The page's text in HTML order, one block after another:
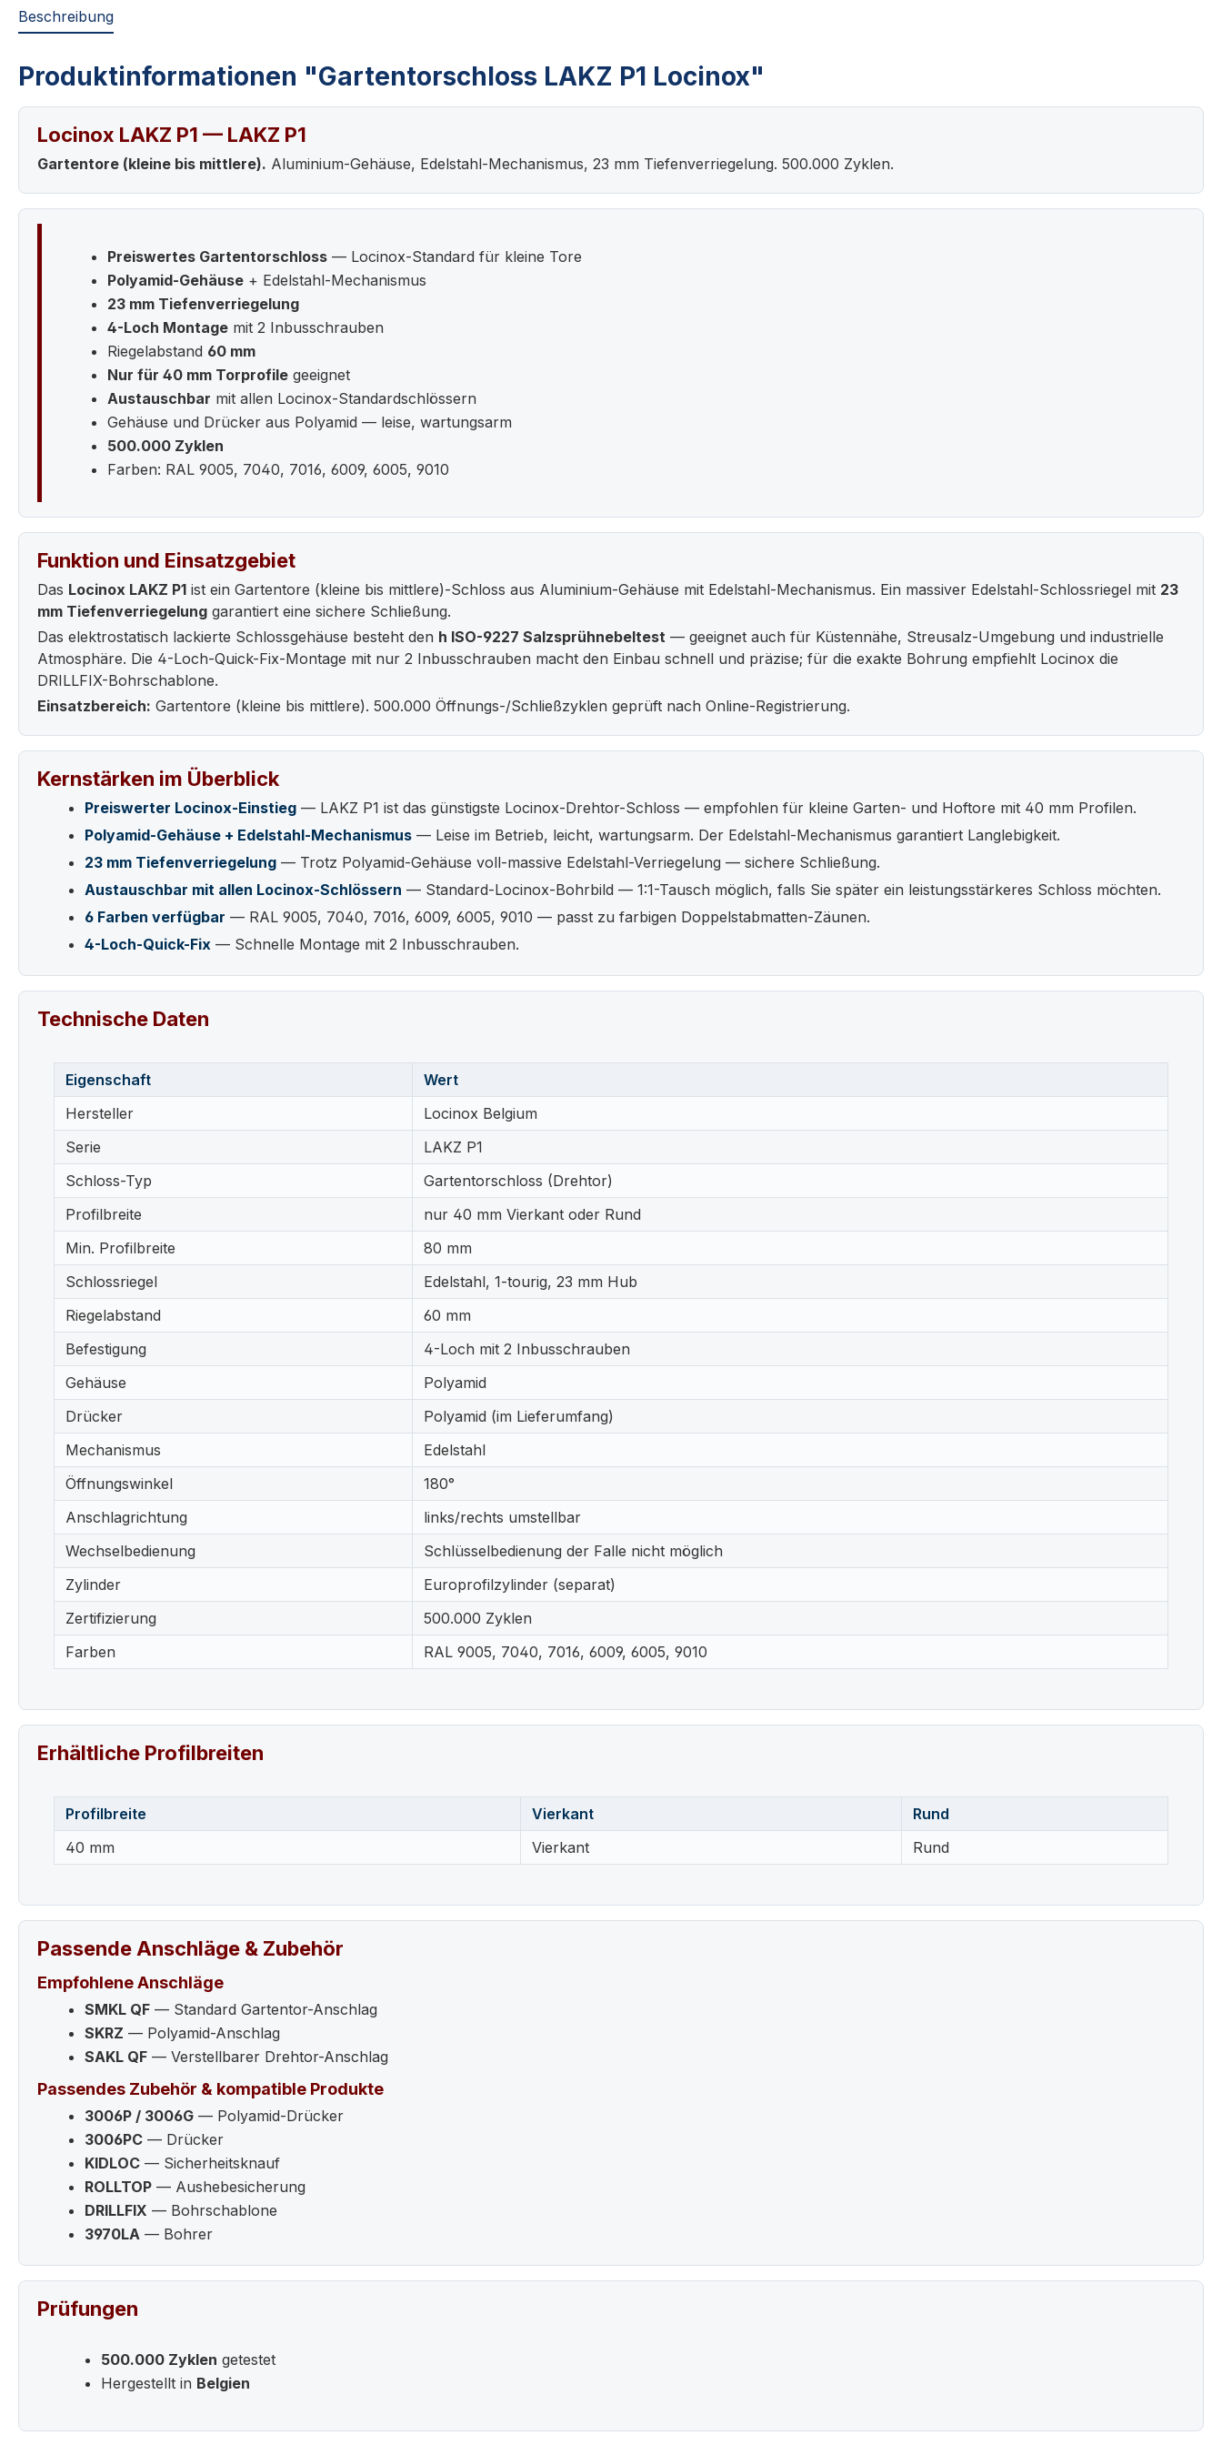
Beschreibung
Produktinformationen "Gartentorschloss LAKZ P1 Locinox"
Locinox LAKZ P1 — LAKZ P1
Gartentore (kleine bis mittlere). Aluminium-Gehäuse, Edelstahl-Mechanismus, 23 mm Tiefenverriegelung. 500.000 Zyklen.
Preiswertes Gartentorschloss — Locinox-Standard für kleine Tore
Polyamid-Gehäuse + Edelstahl-Mechanismus
23 mm Tiefenverriegelung
4-Loch Montage mit 2 Inbusschrauben
Riegelabstand 60 mm
Nur für 40 mm Torprofile geeignet
Austauschbar mit allen Locinox-Standardschlössern
Gehäuse und Drücker aus Polyamid — leise, wartungsarm
500.000 Zyklen
Farben: RAL 9005, 7040, 7016, 6009, 6005, 9010
Funktion und Einsatzgebiet
Das Locinox LAKZ P1 ist ein Gartentore (kleine bis mittlere)-Schloss aus Aluminium-Gehäuse mit Edelstahl-Mechanismus. Ein massiver Edelstahl-Schlossriegel mit 23
mm Tiefenverriegelung garantiert eine sichere Schließung.
Das elektrostatisch lackierte Schlossgehäuse besteht den h ISO-9227 Salzsprühnebeltest — geeignet auch für Küstennähe, Streusalz-Umgebung und industrielle
Atmosphäre. Die 4-Loch-Quick-Fix-Montage mit nur 2 Inbusschrauben macht den Einbau schnell und präzise; für die exakte Bohrung empfiehlt Locinox die
DRILLFIX-Bohrschablone.
Einsatzbereich: Gartentore (kleine bis mittlere). 500.000 Öffnungs-/Schließzyklen geprüft nach Online-Registrierung.
Kernstärken im Überblick
Preiswerter Locinox-Einstieg — LAKZ P1 ist das günstigste Locinox-Drehtor-Schloss — empfohlen für kleine Garten- und Hoftore mit 40 mm Profilen.
Polyamid-Gehäuse + Edelstahl-Mechanismus — Leise im Betrieb, leicht, wartungsarm. Der Edelstahl-Mechanismus garantiert Langlebigkeit.
23 mm Tiefenverriegelung — Trotz Polyamid-Gehäuse voll-massive Edelstahl-Verriegelung — sichere Schließung.
Austauschbar mit allen Locinox-Schlössern — Standard-Locinox-Bohrbild — 1:1-Tausch möglich, falls Sie später ein leistungsstärkeres Schloss möchten.
6 Farben verfügbar — RAL 9005, 7040, 7016, 6009, 6005, 9010 — passt zu farbigen Doppelstabmatten-Zäunen.
4-Loch-Quick-Fix — Schnelle Montage mit 2 Inbusschrauben.
Technische Daten
Eigenschaft
Wert
Hersteller
Locinox Belgium
Serie
LAKZ P1
Schloss-Typ
Gartentorschloss (Drehtor)
Profilbreite
nur 40 mm Vierkant oder Rund
Min. Profilbreite
80 mm
Schlossriegel
Edelstahl, 1-tourig, 23 mm Hub
Riegelabstand
60 mm
Befestigung
4-Loch mit 2 Inbusschrauben
Gehäuse
Polyamid
Drücker
Polyamid (im Lieferumfang)
Mechanismus
Edelstahl
Öffnungswinkel
180°
Anschlagrichtung
links/rechts umstellbar
Wechselbedienung
Schlüsselbedienung der Falle nicht möglich
Zylinder
Europrofilzylinder (separat)
Zertifizierung
500.000 Zyklen
Farben
RAL 9005, 7040, 7016, 6009, 6005, 9010
Erhältliche Profilbreiten
Profilbreite Vierkant
Rund
40 mm
Vierkant Rund
Passende Anschläge & Zubehör
Empfohlene Anschläge
SMKL QF — Standard Gartentor-Anschlag
SKRZ — Polyamid-Anschlag
SAKL QF — Verstellbarer Drehtor-Anschlag
Passendes Zubehör & kompatible Produkte
3006P / 3006G — Polyamid-Drücker
3006PC — Drücker
KIDLOC — Sicherheitsknauf
ROLLTOP — Aushebesicherung
DRILLFIX — Bohrschablone
3970LA — Bohrer
Prüfungen
500.000 Zyklen getestet
Hergestellt in Belgien